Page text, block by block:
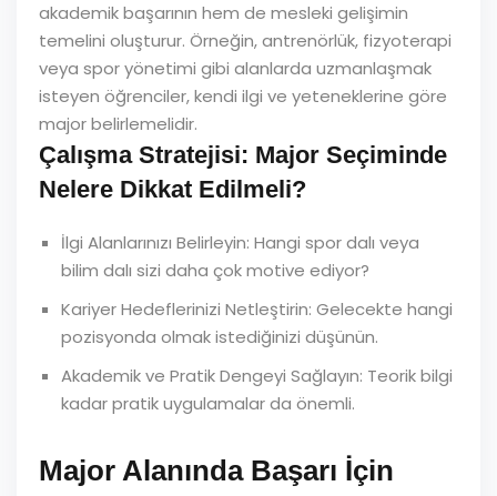
akademik başarının hem de mesleki gelişimin
temelini oluşturur. Örneğin, antrenörlük, fizyoterapi
veya spor yönetimi gibi alanlarda uzmanlaşmak
isteyen öğrenciler, kendi ilgi ve yeteneklerine göre
major belirlemelidir.
Çalışma Stratejisi: Major Seçiminde
Nelere Dikkat Edilmeli?
İlgi Alanlarınızı Belirleyin: Hangi spor dalı veya
bilim dalı sizi daha çok motive ediyor?
Kariyer Hedeflerinizi Netleştirin: Gelecekte hangi
pozisyonda olmak istediğinizi düşünün.
Akademik ve Pratik Dengeyi Sağlayın: Teorik bilgi
kadar pratik uygulamalar da önemli.
Major Alanında Başarı İçin